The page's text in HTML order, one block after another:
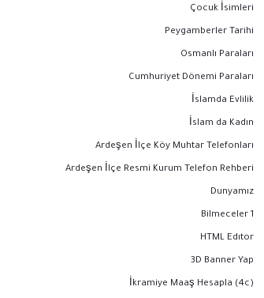
Çocuk İsimleri
Peygamberler Tarihi
Osmanlı Paraları
Cumhuriyet Dönemi Paraları
İslamda Evlilik
İslam da Kadın
Ardeşen İlçe Köy Muhtar Telefonları
Ardeşen İlçe Resmi Kurum Telefon Rehberi
Dunyamız
Bilmeceler 1
HTML Edıtor
3D Banner Yap
İkramiye Maaş Hesapla (4c)